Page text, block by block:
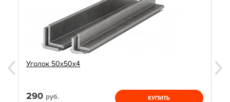
Уголок 50х50х4
290 руб. КУПИТЬ